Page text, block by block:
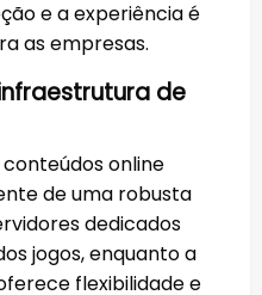
e a experiência é
as empresas.
de
online
de uma robusta
dedicados
jogos, enquanto a
flexibilidade e